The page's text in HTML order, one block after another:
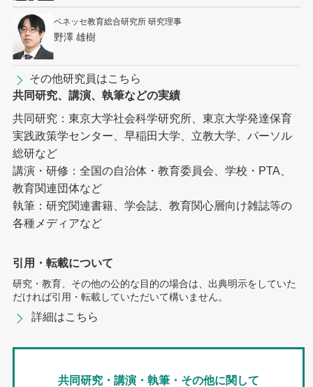
ベネッセ教育総合研究所 研究理事
野澤 雄樹
その他研究員はこちら
共同研究、講演、執筆などの実績
共同研究：東京大学社会科学研究所、東京大学発達保育
実践政策学センター、早稲田大学、立教大学、パーソル
総研など
講演・研修：全国の自治体・教育委員会、学校・PTA、
教育関連団体など
執筆：研究関連書籍、学会誌、教育関心層向け雑誌等の
各種メディアなど
引用・転載について
研究・教育、その他の公的な目的の場合は、出典明示をしていた
だければ引用・転載していただいて構いません。
詳細はこちら
共同研究・講演・執筆・その他に関して